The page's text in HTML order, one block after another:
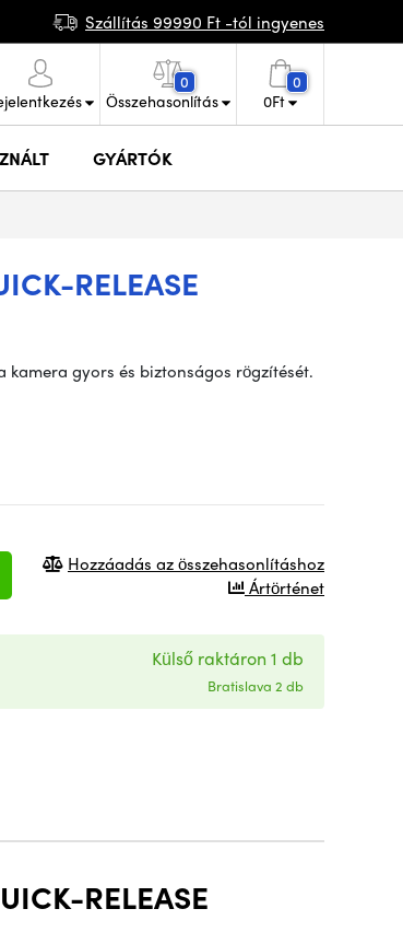
Szállítás 99990 Ft -tól ingyenes
0
Összehasonlítás
0
0Ft
GYÁRTÓK
RELEASE
kamera gyors és biztonságos rögzítését.
Hozzáadás az összehasonlításhoz
Ártörténet
Külső raktáron 1 db
Bratislava 2 db
RELEASE